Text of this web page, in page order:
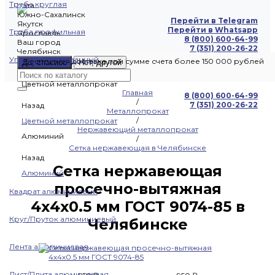
Чита
Южно-Сахалинск
Якутск
Ярославль
Ваш город
Челябинск
Да, спасибо
Нет, другой
8 (800) 600-64-99
7 (351) 200-26-22
Перейти в Telegram
Перейти в Whatsapp
8 (800) 600-64-99
7 (351) 200-26-22
Труба круглая
Труба профильная
Уголок оцинкованный
Цветной металлопрокат
Назад
Цветной металлопрокат
Алюминий
Назад
Алюминий
Квадрат алюминиевый
Круг/Пруток алюминиевый
Лента алюминиевая
Бесплатная доставка при сумме счета более 150 000 рублей
Главная
/
Металлопрокат
/
Нержавеющий металлопрокат
/
Сетка нержавеющая в Челябинске
Сетка нержавеющая
просечно-вытяжная
4х4х0.5 мм ГОСТ 9074-85 в
Челябинске